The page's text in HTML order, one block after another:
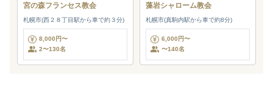
宮の森フランセス教会
札幌市(西２８丁目駅から車で約３分)
8,000円〜
2〜130名
藻岩シャローム教会
札幌市(真駒内駅から車で約8分)
6,000円〜
〜140名